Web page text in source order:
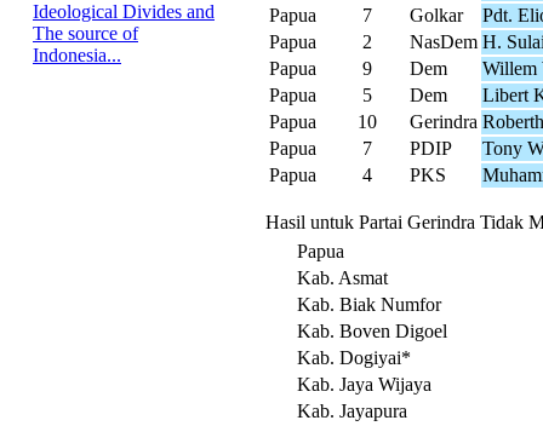
Ideological Divides and
The source of
Indonesia...
Papua
7 Golkar
Pdt.
Papua
2 NasDem H.
Papua
9 Dem
Willem
Papua
5 Dem
Libert
Papua
10 Gerindra
Papua
7 PDIP
Tony
Papua
4 PKS
Hasil untuk Partai Gerindra Tidak
Papua
Kab. Asmat
Kab. Biak Numfor
Kab. Boven Digoel
Kab. Dogiyai*
Kab. Jaya Wijaya
Kab. Jayapura